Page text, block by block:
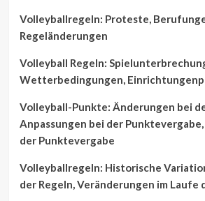
Volleyballregeln: Proteste,
Regeländerungen
Volleyball Regeln:
Wetterbedingungen,
Volleyball-Punkte: Änderungen bei
Anpassungen bei der
der Punktevergabe
Volleyballregeln: Historische
der Regeln, Veränderungen im Laufe